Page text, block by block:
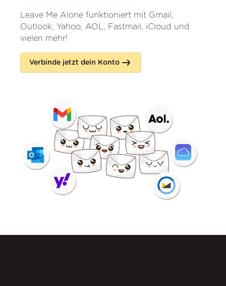
Leave Me Alone funktioniert mit Gmail,
Outlook, Yahoo, AOL, Fastmail, iCloud und
vielen mehr!
Verbinde jetzt dein Konto